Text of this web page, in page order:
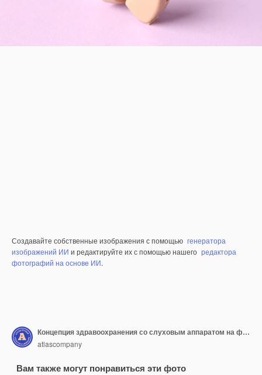
Создавайте собственные изображения с помощью генератора
изображений ИИ и редактируйте их с помощью нашего редактора
фотографий на основе ИИ.
Концепция здравоохранения со слуховым аппаратом на фиолетовом фоне
atlascompany
Вам также могут понравиться эти фото